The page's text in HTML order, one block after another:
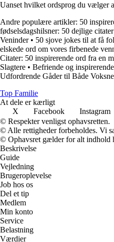
Uanset hvilket ordsprog du vælger
Andre populære artikler: 50
fødselsdagshilsner: 50 dejlige
Veninder• 50 sjove jokes til at få
elskede ord om vores firbenede
Citater: 50 inspirerende ord fra en
Slagtere • Befriende og
Udfordrende Gåder til Både
Top Familie
At dele er kærligt
X
Facebook Instagram
© Respekter venligst ophavsretten.
© Alle rettigheder forbeholdes. Vi
© Ophavsret gælder for alt indhold
Beskrivelse
Guide
Vejledning
Brugeroplevelse
Job hos os
Del et tip
Medlem
Min konto
Service
Belastning
Værdier